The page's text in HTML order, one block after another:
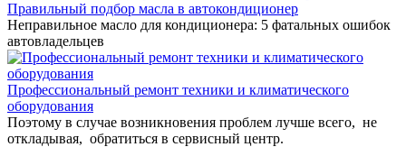
Правильный подбор масла в автокондиционер
Неправильное масло для кондиционера: 5 фатальных ошибок
автовладельцев
Профессиональный ремонт техники и климатического
оборудования
Поэтому в случае возникновения проблем лучше всего, не
откладывая, обратиться в сервисный центр.